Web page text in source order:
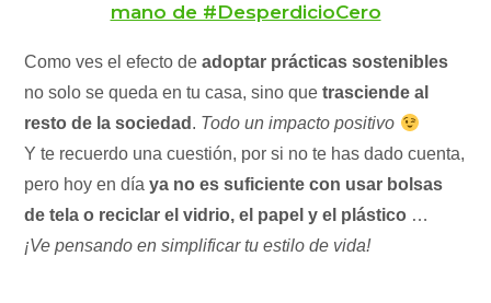
mano de #DesperdicioCero
Como ves el efecto deadoptar prácticas sostenibles
no solo se queda en tu casa, sino quetrasciende al
resto de la sociedad . Todo un impacto positivo
Y te recuerdo una cuestión, por si no te has dado cuenta,
pero hoy en díaya no es suficiente con usar bolsas
de tela o reciclar el vidrio, el papel y el plástico …
¡Ve pensando en simplificar tu estilo de vida!